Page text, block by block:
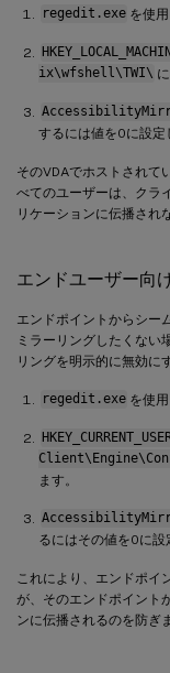
regedit.exe を使
ix\wfshell\TWI\
するには値を0に設定
そのVDAでホストされて
べてのユーザーは、クラ
リケーションに伝播され
エンドユーザー向
エンドポイントからシー
ミラーリングしたくない
リングを明示的に無効に
regedit.exe を使
ます。
るにはその値を0に設
これにより、エンドポ
が、そのエンドポイント
ンに伝播されるのを防ぎ